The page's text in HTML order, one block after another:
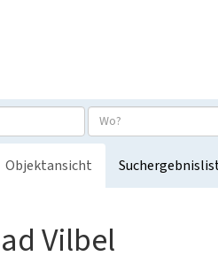
Objektansicht
Vilbel